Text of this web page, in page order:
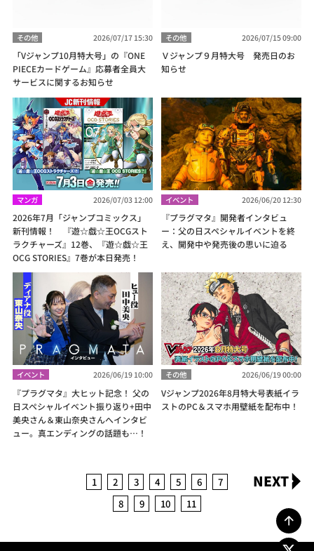
その他 2026/07/17 15:30
「Vジャンプ10月特大号」の『ONE
PIECEカードゲーム』応募者全員大
サービスに関するお知らせ
その他 2026/07/15 09:00
Ｖジャンプ９月特大号 発売日のお
知らせ
マンガ 2026/07/03 12:00
2026年7月「ジャンプコミックス」
新刊情報！ 『遊☆戯☆王OCGスト
ラクチャーズ』12巻、『遊☆戯☆王
OCG STORIES』7巻が本日発売！
イベント 2026/06/20 12:30
『プラグマタ』開発者インタビュ
ー：父の日スペシャルイベントを終
え、開発中や発売後の思いに迫る
イベント 2026/06/19 10:00
『プラグマタ』大ヒット記念！ 父の
日スペシャルイベント振り返り+田中
美央さん＆東山奈央さんへインタビ
ュー。真エンディングの話題も…！
その他 2026/06/19 00:00
Vジャンプ2026年8月特大号表紙イラ
ストのPC＆スマホ用壁紙を配布中！
1 2 3 4 5 6
7
8
9 10 11
NEXT